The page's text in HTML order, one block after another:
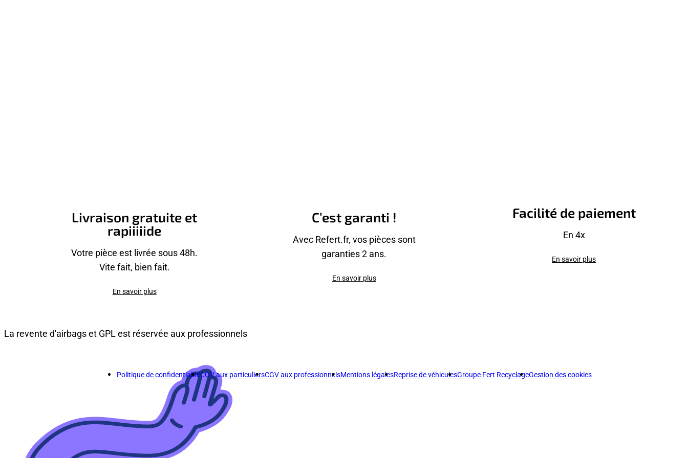
Livraison gratuite et
rapiiiiide
Votre pièce est livrée sous 48h.
Vite fait, bien fait.
En savoir plus
C’est garanti !
Avec Refert.fr, vos pièces sont
garanties 2 ans.
En savoir plus
Facilité de paiement
En 4x
En savoir plus
La revente d'airbags et GPL est réservée aux professionnels
Politique de confidentialitéCGV aux particuliersCGV aux professionnelsMentions légalesReprise de véhiculesGroupe Fert RecyclageGestion des cookies